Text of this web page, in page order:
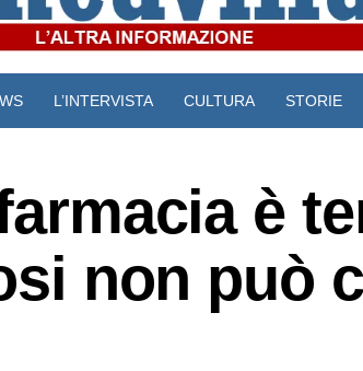
L’INTERVISTA CULTURA STORIE
è
non può